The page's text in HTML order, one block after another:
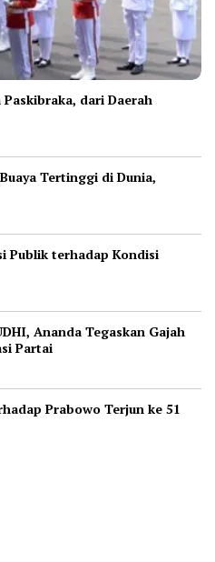
dari Daerah
Tertinggi di Dunia,
Publik terhadap Kondisi
Ananda Tegaskan Gajah
Partai
Prabowo Terjun ke 51